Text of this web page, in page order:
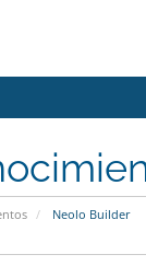
Neolo Builder